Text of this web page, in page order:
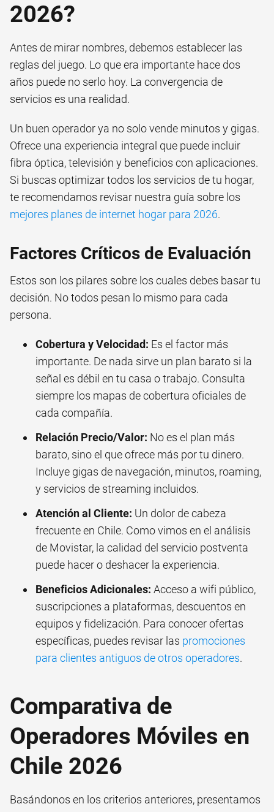
2026?
Antes de mirar nombres, debemos establecer las
reglas del juego. Lo que era importante hace dos
años puede no serlo hoy. La convergencia de
servicios es una realidad.
Un buen operador ya no solo vende minutos y gigas.
Ofrece una experiencia integral que puede incluir
fibra óptica, televisión y beneficios con aplicaciones.
Si buscas optimizar todos los servicios de tu hogar,
te recomendamos revisar nuestra guía sobre los
mejores planes de internet hogar para 2026.
Factores Críticos de Evaluación
Estos son los pilares sobre los cuales debes basar tu
decisión. No todos pesan lo mismo para cada
persona.
Cobertura y Velocidad: Es el factor más
importante. De nada sirve un plan barato si la
señal es débil en tu casa o trabajo. Consulta
siempre los mapas de cobertura oficiales de
cada compañía.
Relación Precio/Valor: No es el plan más
barato, sino el que ofrece más por tu dinero.
Incluye gigas de navegación, minutos, roaming,
y servicios de streaming incluidos.
Atención al Cliente: Un dolor de cabeza
frecuente en Chile. Como vimos en el análisis
de Movistar, la calidad del servicio postventa
puede hacer o deshacer la experiencia.
Beneficios Adicionales: Acceso a wifi público,
suscripciones a plataformas, descuentos en
equipos y fidelización. Para conocer ofertas
específicas, puedes revisar las promociones
para clientes antiguos de otros operadores.
Comparativa de
Operadores Móviles en
Chile 2026
Basándonos en los criterios anteriores, presentamos